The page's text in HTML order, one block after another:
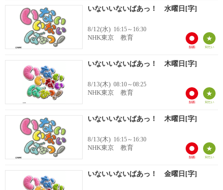
いないいないばあっ！ 水曜日[字]
8/12(水) 16:15～16:30
NHK東京 教育
いないいないばあっ！ 木曜日[字]
8/13(木) 08:10～08:25
NHK東京 教育
いないいないばあっ！ 木曜日[字]
8/13(木) 16:15～16:30
NHK東京 教育
いないいないばあっ！ 金曜日[字]